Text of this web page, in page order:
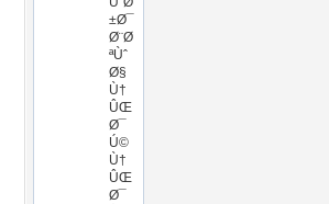
±Ø¯
Ø¨Ø
ªÙˆ
Ø§
Ù†
ÛŒ
Ø¯
Ú©
Ù†
ÛŒ
Ø¯